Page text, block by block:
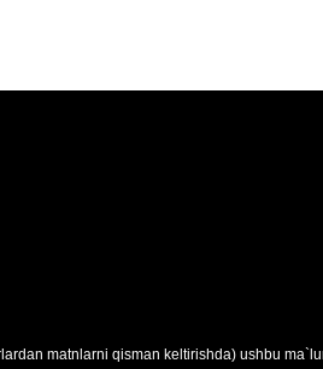
matnlarni qisman keltirishda) ushbu